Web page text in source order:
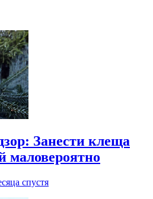
Занести клеща
маловероятно
спустя